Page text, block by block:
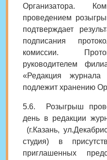
Организатора.
проведением
подтверждает
подписания
комиссии.
руководителем
«Редакция
подлежит хранению
5.6. Розыгрыш
день в редакции
(г.Казань,
студия) в
приглашенных